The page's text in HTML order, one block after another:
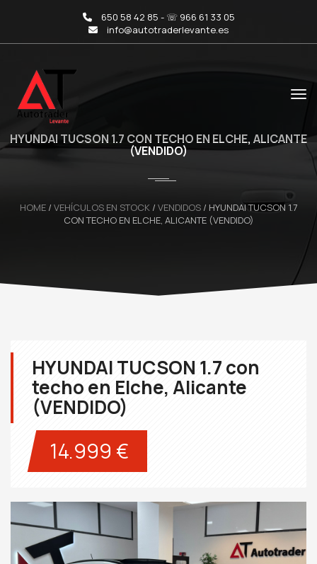
650 58 42 85 - ☏ 966 61 33 05
info@autotraderlevante.es
HYUNDAI TUCSON 1.7 CON TECHO EN ELCHE, ALICANTE
(VENDIDO)
HOME/ VEHÍCULOS EN STOCK/ VENDIDOS/ HYUNDAI TUCSON 1.7
CON TECHO EN ELCHE, ALICANTE (VENDIDO)
HYUNDAI TUCSON 1.7 con
techo en Elche, Alicante
(VENDIDO)
14.999 €